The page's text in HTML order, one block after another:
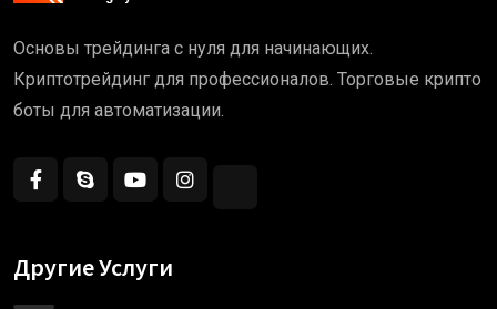
Основы трейдинга с нуля для начинающих.
Криптотрейдинг для профессионалов. Торговые крипто
боты для автоматизации.
Другие Услуги